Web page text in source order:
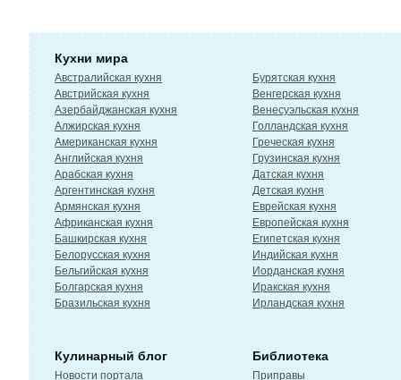
Кухни мира
Австралийская кухня
Австрийская кухня
Азербайджанская кухня
Алжирская кухня
Американская кухня
Английская кухня
Арабская кухня
Аргентинская кухня
Армянская кухня
Африканская кухня
Башкирская кухня
Белорусская кухня
Бельгийская кухня
Болгарская кухня
Бразильская кухня
Бурятская кухня
Венгерская кухня
Венесуэльская кухня
Голландская кухня
Греческая кухня
Грузинская кухня
Датская кухня
Детская кухня
Еврейская кухня
Европейская кухня
Египетская кухня
Индийская кухня
Иорданская кухня
Иракская кухня
Ирландская кухня
Кулинарный блог
Новости портала
Библиотека
Приправы